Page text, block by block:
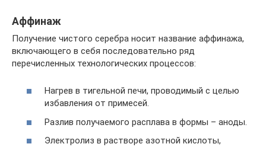
Аффинаж
Получение чистого серебра носит название аффинажа,
включающего в себя последовательно ряд
перечисленных технологических процессов:
Нагрев в тигельной печи, проводимый с целью
избавления от примесей.
Разлив получаемого расплава в формы – аноды.
Электролиз в растворе азотной кислоты,